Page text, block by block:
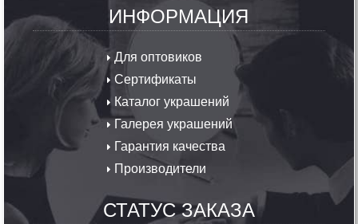
ИНФОРМАЦИЯ
Для оптовиков
Сертификаты
Каталог украшений
Галерея украшений
Гарантия качества
Производители
СТАТУС ЗАКАЗА